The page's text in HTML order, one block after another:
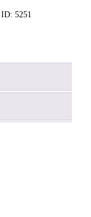
ID: 5251